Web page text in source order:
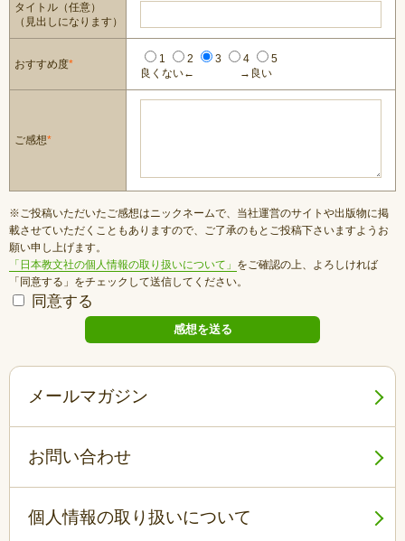
タイトル（任意）
（見出しになります）
おすすめ度* 1 2 3 4
5
良くない←
→良い
ご感想*
※ご投稿いただいたご感想はニックネームで、当社運営のサイトや出版物に掲
載させていただくこともありますので、ご了承のもとご投稿下さいますようお
願い申し上げます。
「日本教文社の個人情報の取り扱いについて」 をご確認の上、よろしければ
「同意する」をチェックして送信してください。
同意する
メールマガジン
お問い合わせ
個人情報の取り扱いについて